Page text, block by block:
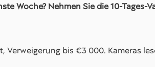
Woche? Nehmen Sie die 10-
Verweigerung bis €3 000. Kameras